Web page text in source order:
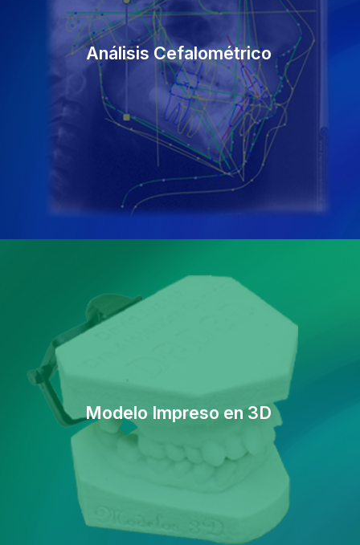
Análisis Cefalométrico
Modelo Impreso en 3D